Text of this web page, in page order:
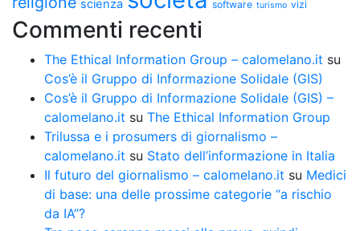
scienza software turismo vizi
Commenti recenti
The Ethical Information Group – calomelano.it su
Cos’è il Gruppo di Informazione Solidale (GIS)
Cos’è il Gruppo di Informazione Solidale (GIS) –
calomelano.it su The Ethical Information Group
Trilussa e i prosumers di giornalismo –
calomelano.it su Stato dell’informazione in Italia
Il futuro del giornalismo – calomelano.it su Medici
di base: una delle prossime categorie “a rischio
da IA”?